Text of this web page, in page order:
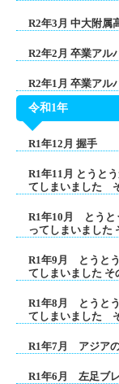
R2年3月 中大附属
R2年2月 卒業ア
R2年1月 卒業ア
令和1年
R1年12月 握手
R1年11月 とうと
てしまいました
R1年10月 とうと
ってしまいました
R1年9月 とうと
てしまいました そ
R1年8月 とうと
てしまいました
R1年7月 アジア
R1年6月 左足ブ